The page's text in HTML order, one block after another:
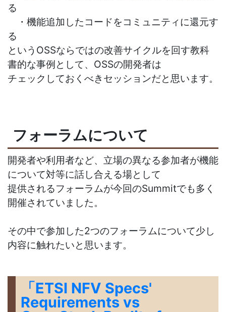
る
・機能追加したコードをコミュニティに還元す
る
というOSSならではの改善サイクルを回す教科
書的な事例として、OSSの開発者は
チェックしておくべきセッションだと思います。
フォーラムについて
開発者や利用者など、立場の異なる参加者が機能
について対等に話し合える場として
提供されるフォーラムが今回のSummitでも多く
開催されていました。
その中で参加した2つのフォーラムについて少し
内容に触れたいと思います。
「ETSI NFV Specs'
Requirements vs